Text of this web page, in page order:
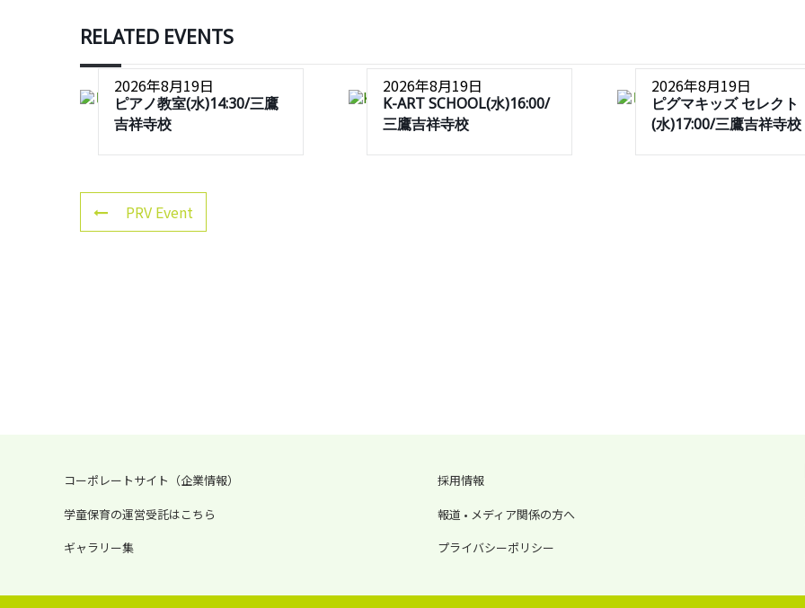
RELATED EVENTS
2026年8月19日
ピアノ教室(水)14:30/三鷹
吉祥寺校
2026年8月19日
K-ART SCHOOL(水)16:00/
三鷹吉祥寺校
2026年8月19日
ピグマキッズ セレクト
(水)17:00/三鷹吉祥寺校
PRV Event
コーポレートサイト（企業情報）
学童保育の運営受託はこちら
ギャラリー集
採用情報
報道 • メディア関係の方へ
プライバシーポリシー